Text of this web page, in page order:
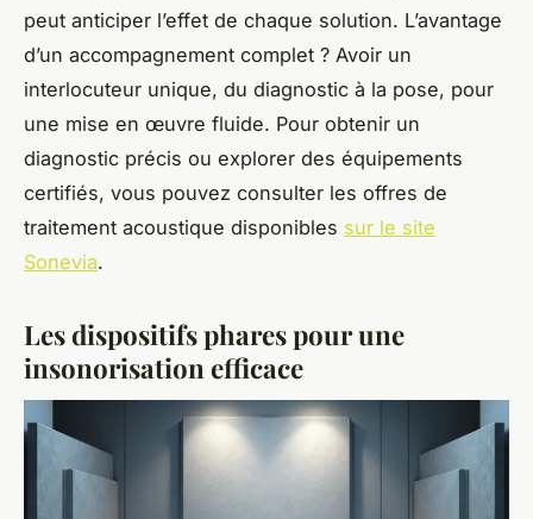
peut anticiper l’effet de chaque solution. L’avantage
d’un accompagnement complet ? Avoir un
interlocuteur unique, du diagnostic à la pose, pour
une mise en œuvre fluide. Pour obtenir un
diagnostic précis ou explorer des équipements
certifiés, vous pouvez consulter les offres de
traitement acoustique disponibles sur le site
Sonevia.
Les dispositifs phares pour une
insonorisation efficace